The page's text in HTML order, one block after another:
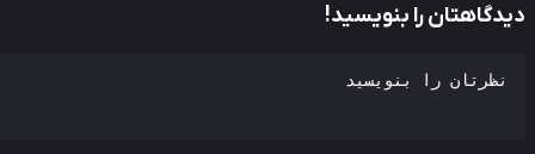
را بنویسید!